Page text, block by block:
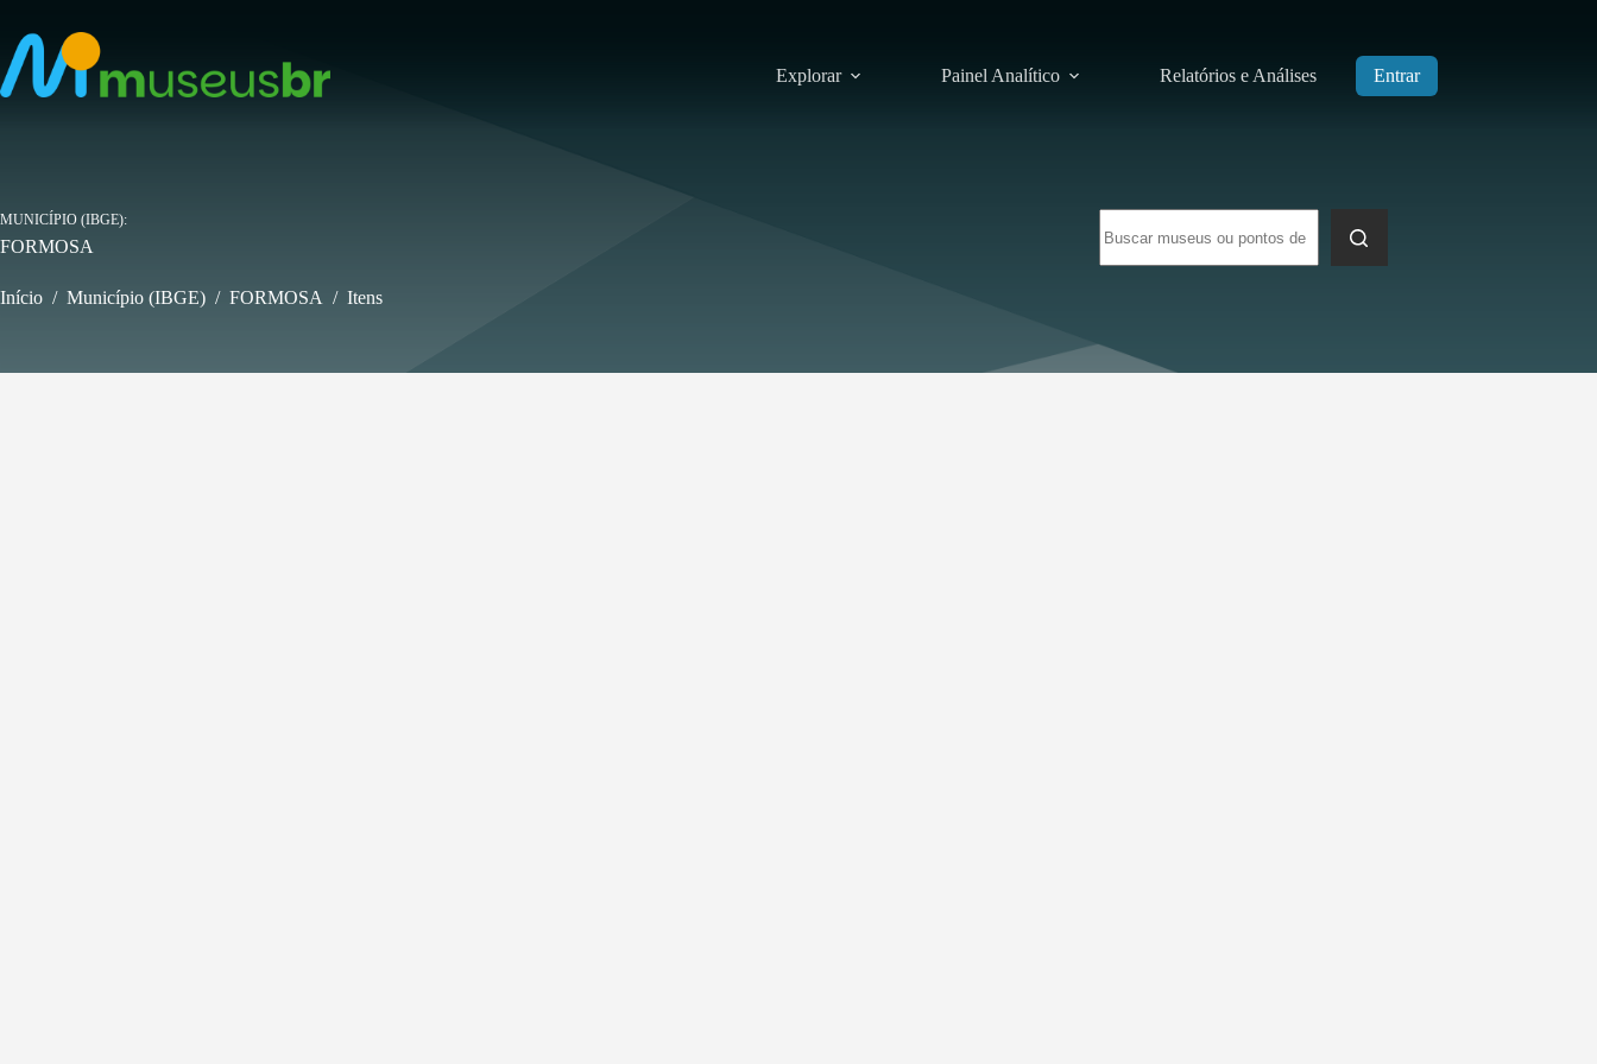
para
conteúdo
Explorar Painel Analítico Relatórios e Análises Entrar
resultados
MUNICÍPIO (IBGE)
FORMOSA
Início / Município (IBGE) / FORMOSA / Itens